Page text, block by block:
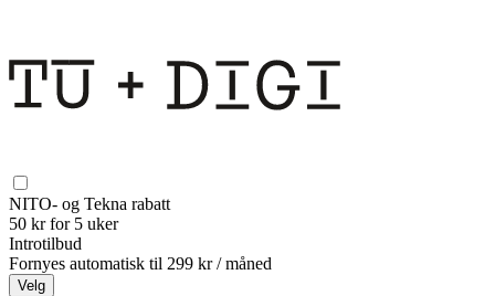
NITO- og Tekna rabatt
50 kr for 5 uker
Introtilbud
Fornyes automatisk til 299 kr / måned
Velg